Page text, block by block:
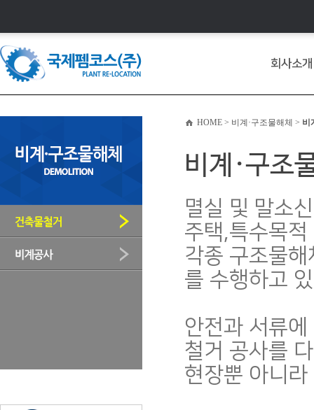
회사소개
HOME > 비계·구조물해체 > 비
비계·구조
멸실 및 말소
주택,특수목
각종 구조물
를 수행하고
안전과 서류
철거 공사를
현장뿐 아니